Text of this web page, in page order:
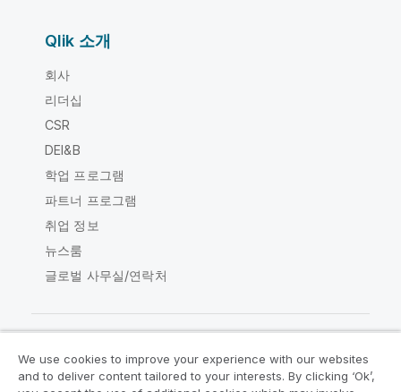
Qlik 소개
회사
리더십
CSR
DEI&B
학업 프로그램
파트너 프로그램
취업 정보
뉴스룸
글로벌 사무실/연락처
Qlik Community
We use cookies to improve your experience with our websites
and to deliver content tailored to your interests. By clicking ‘Ok’,